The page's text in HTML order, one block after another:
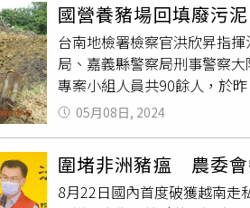
WOAH陸生動物衛生法典所
倘成功成為豬瘟非疫國，除
少豬隻飼養成本，也將大為
能以此開拓更多豬肉外銷市
業永續發展。
真發現回填堆置養豬廢水處
公尺，且開挖土方散發豬糞
員工、梁姓被告等6名廠商及
罪等罪嫌，且有逃亡、串供
未依合法方式清理廢棄物，
掩人耳目，利用深夜不易被
理招標卻未依法處理，造成
國營養豬場回填廢污
台南地檢署檢察官洪欣昇指
局、嘉義縣警察局刑事警察
專案小組人員共90餘人，於
搜索。經南檢主任檢察官劉
豬場就地棄置之斃死禽畜。
等5名公務員及梁姓被告等6
第3、4款、貪污治罪條例第6
05月08日, 2024
圍堵非洲豬瘟 農委會
8月22日國內首度破獲越南走